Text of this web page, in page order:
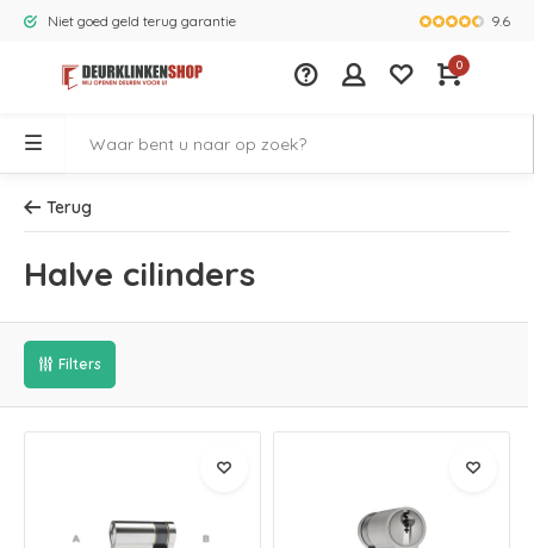
Niet goed geld terug garantie Grootste
9.6
0
Terug
Halve cilinders
Filters